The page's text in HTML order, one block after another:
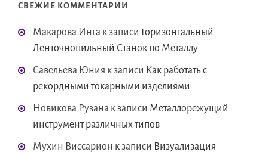
СВЕЖИЕ КОММЕНТАРИИ
Макарова Инга к записи Горизонтальный
Ленточнопильный Станок по Металлу
Савельева Юния к записи Как работать с
рекордными токарными изделиями
Новикова Рузана к записи Металлорежущий
инструмент различных типов
Мухин Виссарион к записи Визуализация